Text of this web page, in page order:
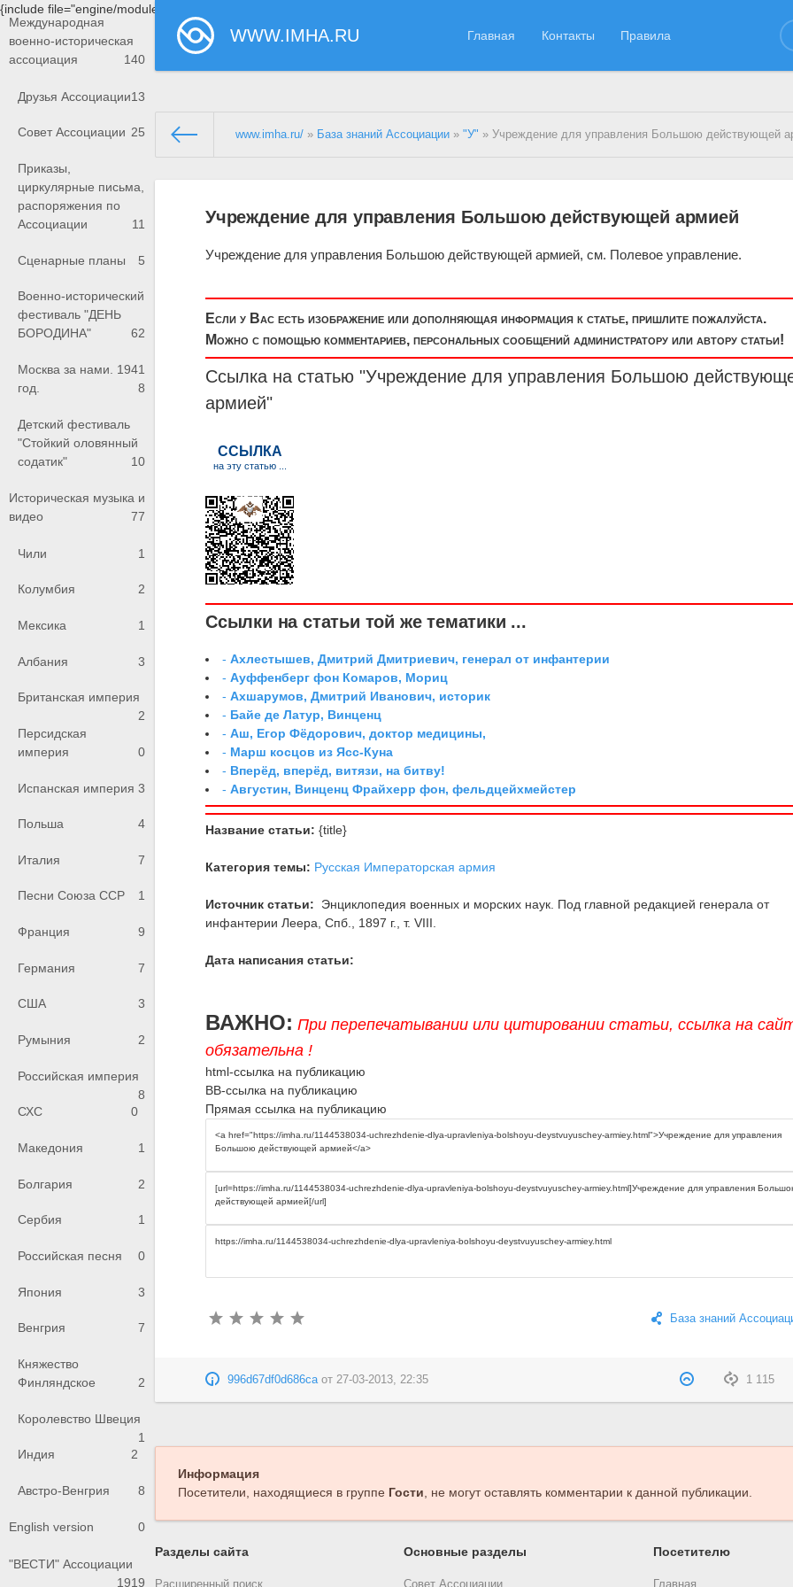
{include file="engine/modules/saperu/head.php"}
WWW.IMHA.RU Главная Контакты Правила
Международная
военно-историческая
ассоциация
140
Друзья Ассоциации13
Совет Ассоциации 25
Приказы,
циркулярные письма,
распоряжения по
Ассоциации
11
Сценарные планы 5
Военно-исторический
фестиваль "ДЕНЬ
БОРОДИНА"
62
Москва за нами. 1941
год.
8
Детский фестиваль
"Стойкий оловянный
содатик"
10
Историческая музыка и
видео
77
Чили 1
Колумбия 2
Мексика 1
Албания 3
Британская империя
2
Персидская
империя
0
Испанская империя 3
Польша 4
Италия 7
Песни Союза ССР 1
Франция 9
Германия 7
США 3
Румыния 2
Российская империя
8
СХС
0
Македония 1
Болгария 2
Сербия 1
Российская песня 0
Япония 3
Венгрия 7
Княжество
Финляндское
2
Королевство Швеция
1
Индия
2
Австро-Венгрия 8
English version 0
"ВЕСТИ" Ассоциации
1919
www.imha.ru/ » База знаний Ассоциации »"У" » Учреждение для управления Большою действующей
Учреждение для управления Большою действующей армией
Учреждение для управления Большою действующей армией, см. Полевое управление.
Если у Вас есть изображение или дополняющая информация к статье, пришлите пожалуйста.
Можно с помощью комментариев, персональных сообщений администратору или автору статьи!
Ссылка на статью "Учреждение для управления Большою
армией"
Ссылки на статьи той же тематики ...
-Ахлестышев, Дмитрий Дмитриевич, генерал от инфантерии
-Ауффенберг фон Комаров, Мориц
-Ахшарумов, Дмитрий Иванович, историк
- Байе де Латур, Винценц
-Аш, Егор Фёдорович, доктор медицины,
- Марш косцов из Ясс-Куна
- Вперёд, вперёд, витязи, на битву!
-Августин, Винценц Фрайхерр фон, фельдцейхмейстер
Название статьи: {title}
Категория темы: Русская Императорская армия
Источник статьи:
Энциклопедия военных и морских наук. Под главной редакцией генерала от
инфантерии Леера, Спб., 1897 г., т. VIII.
Дата написания статьи:
ВАЖНО: При перепечатывании или цитировании статьи, ссылка на
обязательна !
html-ссылка на публикацию
BB-ссылка на публикацию
Прямая ссылка на публикацию
База знаний
1 115
996d67df0d686caот27-03-2013, 22:35
Информация
Посетители, находящиеся в группе Гости, не могут оставлять комментарии к данной публикации.
Разделы сайта
Расширенный поиск
Основные разделы
Совет Ассоциации
Посетителю
Главная